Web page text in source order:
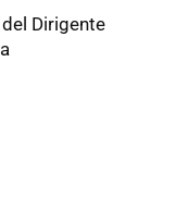
Dirigente